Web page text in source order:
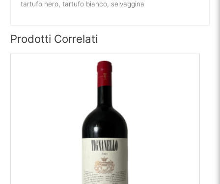
tartufo nero, tartufo bianco, selvaggina
Prodotti Correlati